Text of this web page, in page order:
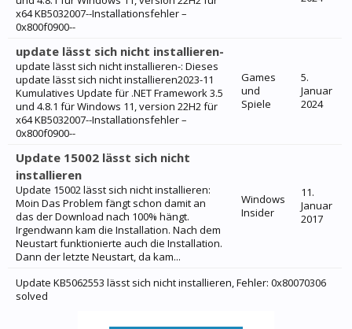
x64 KB5032007--Installationsfehler –
0x800f0900--
update lässt sich nicht installieren-
update lässt sich nicht installieren-: Dieses
update lässt sich nicht installieren2023-11
Kumulatives Update für .NET Framework 3.5
und 4.8.1 für Windows 11, version 22H2 für
x64 KB5032007--Installationsfehler –
0x800f0900--
Games
und
Spiele
5.
Januar
2024
Update 15002 lässt sich nicht
installieren
Update 15002 lässt sich nicht installieren:
Moin Das Problem fängt schon damit an
das der Download nach 100% hängt.
Irgendwann kam die Installation. Nach dem
Neustart funktionierte auch die Installation.
Dann der letzte Neustart, da kam...
Windows
Insider
11.
Januar
2017
Update KB5062553 lässt sich nicht installieren, Fehler: 0x80070306
solved